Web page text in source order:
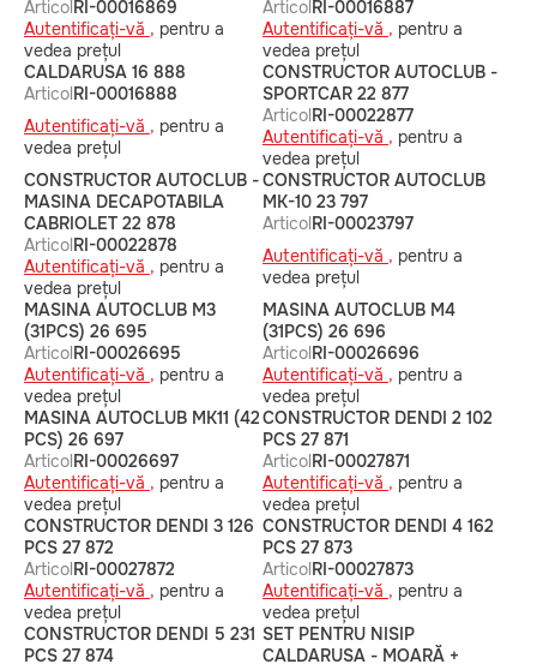
ArticolRI-00016869
Autentificați-vă , pentru a
vedea prețul
ArticolRI-00016887
Autentificați-vă , pentru a
vedea prețul
CALDARUSA 16 888
ArticolRI-00016888
Autentificați-vă , pentru a
vedea prețul
CONSTRUCTOR AUTOCLUB -
SPORTCAR 22 877
ArticolRI-00022877
Autentificați-vă , pentru a
vedea prețul
CONSTRUCTOR AUTOCLUB -
MASINA DECAPOTABILA
CABRIOLET 22 878
ArticolRI-00022878
Autentificați-vă , pentru a
vedea prețul
CONSTRUCTOR AUTOCLUB
MK-10 23 797
ArticolRI-00023797
Autentificați-vă , pentru a
vedea prețul
MASINA AUTOCLUB M3
(31PCS) 26 695
ArticolRI-00026695
Autentificați-vă , pentru a
vedea prețul
MASINA AUTOCLUB M4
(31PCS) 26 696
ArticolRI-00026696
Autentificați-vă , pentru a
vedea prețul
MASINA AUTOCLUB MK11 (42
PCS) 26 697
ArticolRI-00026697
Autentificați-vă , pentru a
vedea prețul
CONSTRUCTOR DENDI 2 102
PCS 27 871
ArticolRI-00027871
Autentificați-vă , pentru a
vedea prețul
CONSTRUCTOR DENDI 3 126
PCS 27 872
ArticolRI-00027872
Autentificați-vă , pentru a
vedea prețul
CONSTRUCTOR DENDI 4 162
PCS 27 873
ArticolRI-00027873
Autentificați-vă , pentru a
vedea prețul
CONSTRUCTOR DENDI 5 231
PCS 27 874
SET PENTRU NISIP
CALDARUSA - MOARĂ +